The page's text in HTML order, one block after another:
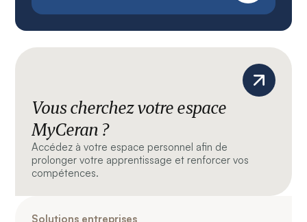
Vous cherchez votre espace
MyCeran ?
Accédez à votre espace personnel afin de
prolonger votre apprentissage et renforcer vos
compétences.
Solutions entreprises